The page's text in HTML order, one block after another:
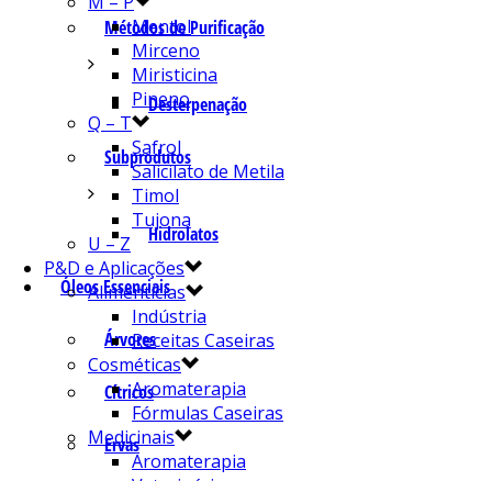
Métodos de Purificação
Desterpenação
Subprodutos
Hidrolatos
Óleos Essenciais
Árvores
Cítricos
Ervas
Mentol
Mirceno
Miristicina
Pineno
Q – T
Safrol
Salicilato de Metila
Timol
Tujona
U – Z
P&D e Aplicações
Alimentícias
Indústria
Receitas Caseiras
Cosméticas
Aromaterapia
Fórmulas Caseiras
Medicinais
Aromaterapia